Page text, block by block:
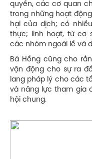
quyền, các cơ quan
trong những hoạt
hại của dịch; có
thực; linh hoạt, từ cơ
các nhóm ngoài lề và
Bà Hồng cũng cho
vận động cho sự ra
lang pháp lý cho các
và năng lực tham gia
hội chung.